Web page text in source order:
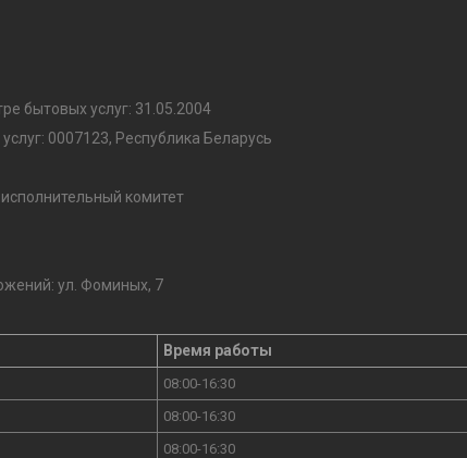
бытовых услуг: 31.05.2004
0007123, Республика Беларусь
комитет
ул. Фоминых, 7
Время работы
08:00-16:30
08:00-16:30
08:00-16:30